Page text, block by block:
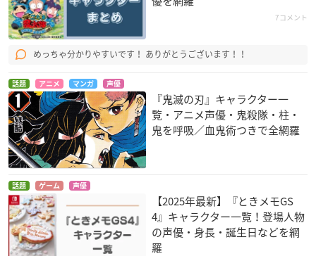
7コメント
めっちゃ分かりやすいです！ ありがとうございます！！
話題 アニメ マンガ 声優
『鬼滅の刃』キャラクター一
覧・アニメ声優・鬼殺隊・柱・
鬼を呼吸／血鬼術つきで全網羅
話題 ゲーム 声優
【2025年最新】『ときメモGS
4』キャラクター一覧！登場人物
の声優・身長・誕生日などを網
羅